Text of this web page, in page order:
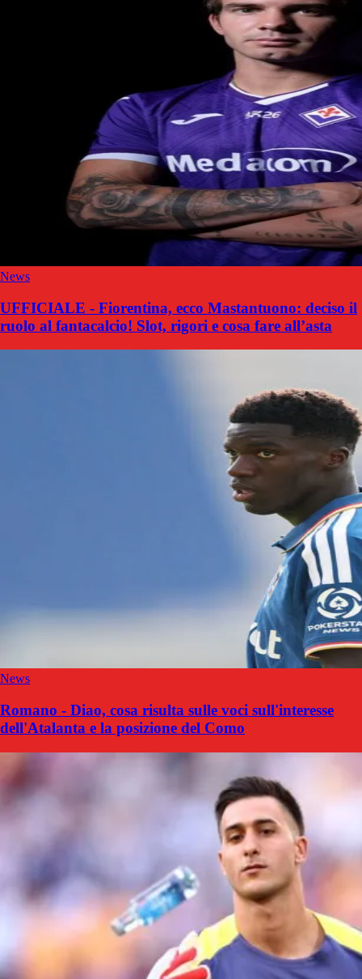
News
UFFICIALE - Fiorentina, ecco Mastantuono: deciso il
ruolo al fantacalcio! Slot, rigori e cosa fare all’asta
News
Romano - Diao, cosa risulta sulle voci sull'interesse
dell'Atalanta e la posizione del Como